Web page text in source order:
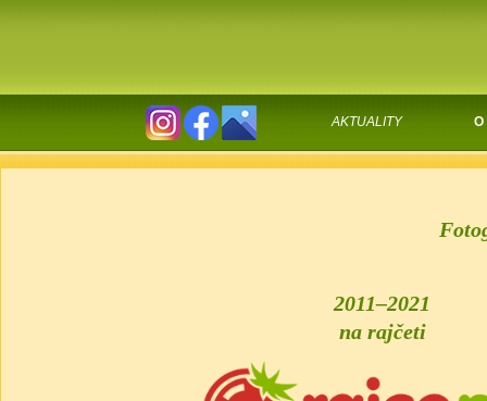
AKTUALITY O
2011–2021
na rajčeti